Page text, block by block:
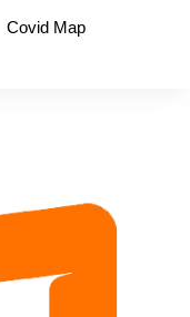
Covid Map